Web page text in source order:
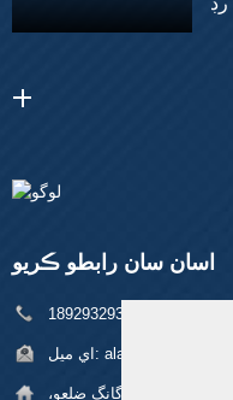
اسان سان رابطو ڪريو
اي ميل: alan@pftworld.com
پنگھو ڳوٺ، لانگ گانگ ضلعو،